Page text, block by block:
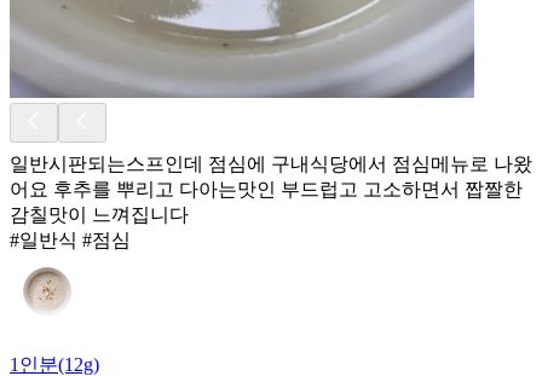
일반시판되는스프인데 점심에 구내식당에서 점심메뉴로 나왔
어요 후추를 뿌리고 다아는맛인 부드럽고 고소하면서 짭짤한
감칠맛이 느껴집니다
#일반식 #점심
1인분(12g)